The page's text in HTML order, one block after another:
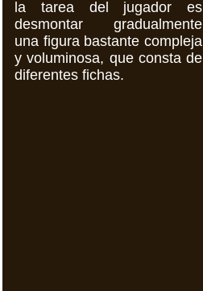
la tarea del jugador es
desmontar gradualmente
una figura bastante compleja
y voluminosa, que consta de
diferentes fichas.